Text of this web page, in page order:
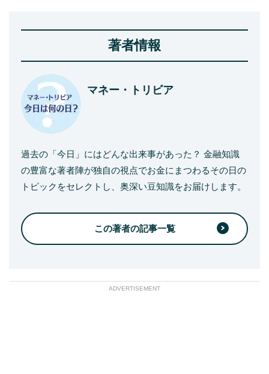
著者情報
マネー・トリビア
過去の「今日」にはどんな出来事があった？ 金融知識
の豊富な著者陣が独自の視点でお金にまつわるその日の
トピックをセレクトし、奥深い豆知識をお届けします。
この著者の記事一覧
ADVERTISEMENT